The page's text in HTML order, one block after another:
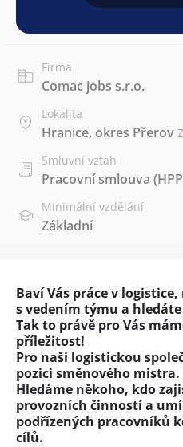
Firma
Comac jobs s.r.o.
Lokalita
Hranice, okres Přerov
Smluvní vztah
Pracovní smlouva
Minimální vzdělání
Základní
Baví Vás práce v
s vedením týmu a
Tak to právě pro Vás
příležitost!
Pro naši logistickou
pozici směnového mistra.
Hledáme někoho, kdo
provozních činností a
podřízených pracovníků
cílů.